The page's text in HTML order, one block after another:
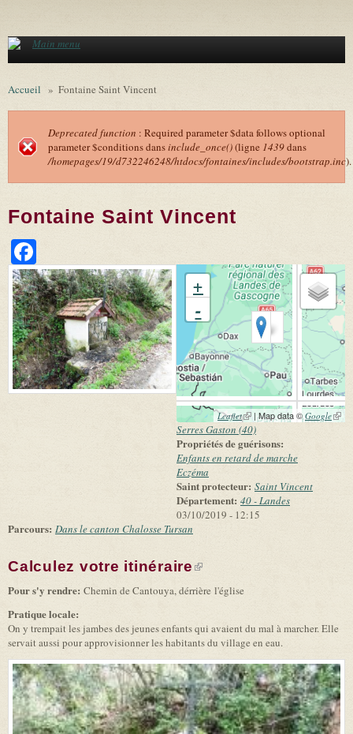
Main menu
Accueil » Fontaine Saint Vincent
Message d'erreur
Deprecated function : Required parameter $data follows optional
parameter $conditions dansinclude_once()(ligne 1439dans
/homepages/19/d732246248/htdocs/fontaines/includes/bootstrap.inc).
Fontaine Saint Vincent
+
-
Leaflet(link is external)
| Map data ©Google(link
Serres Gaston (40)
Propriétés de guérisons:
Enfants en retard de marche
Eczéma
Saint protecteur: Saint Vincent
Département: 40 - Landes
03/10/2019 - 12:15
Parcours: Dans le canton Chalosse Tursan
Calculez votre itinéraire(link is external)
Pour s'y rendre: Chemin de Cantouya, dérrière l'église
Pratique locale:
On y trempait les jambes des jeunes enfants qui avaient du mal à marcher. Elle
servait aussi pour approvisionner les habitants du village en eau.